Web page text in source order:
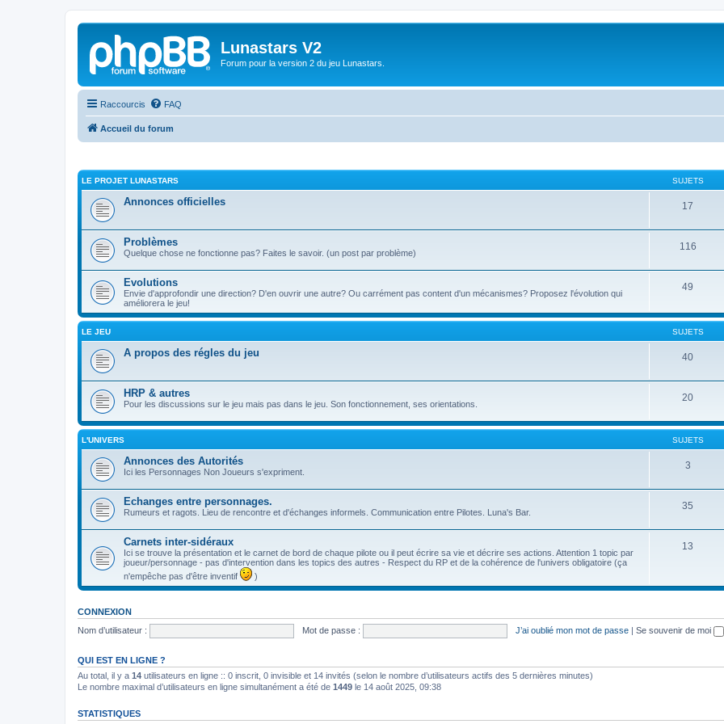
Lunastars V2
Forum pour la version 2 du jeu Lunastars.
Raccourcis FAQ
Accueil du forum
LE PROJET LUNASTARS SUJETS
Annonces officielles 17
Problèmes
Quelque chose ne fonctionne pas? Faites le savoir. (un post par problème)
116
Evolutions
Envie d'approfondir une direction? D'en ouvrir une autre? Ou carrément pas content d'un mécanismes? Proposez l'évolution qui
améliorera le jeu!
49
LE JEU SUJETS
A propos des régles du jeu 40
HRP & autres
Pour les discussions sur le jeu mais pas dans le jeu. Son fonctionnement, ses orientations.
20
L'UNIVERS SUJETS
Annonces des Autorités
Ici les Personnages Non Joueurs s'expriment.
3
Echanges entre personnages.
Rumeurs et ragots. Lieu de rencontre et d'échanges informels. Communication entre Pilotes. Luna's Bar.
35
Carnets inter-sidéraux
Ici se trouve la présentation et le carnet de bord de chaque pilote ou il peut écrire sa vie et décrire ses actions. Attention 1 topic par
joueur/personnage - pas d'intervention dans les topics des autres - Respect du RP et de la cohérence de l'univers obligatoire (ça
n'empêche pas d'être inventif
)
13
CONNEXION
Nom d’utilisateur :
Mot de passe : J’ai oublié mon mot de passe | Se souvenir de moi
QUI EST EN LIGNE ?
Au total, il y a 14 utilisateurs en ligne :: 0 inscrit, 0 invisible et 14 invités (selon le nombre d’utilisateurs actifs des 5 dernières minutes)
Le nombre maximal d’utilisateurs en ligne simultanément a été de 1449 le 14 août 2025, 09:38
STATISTIQUES